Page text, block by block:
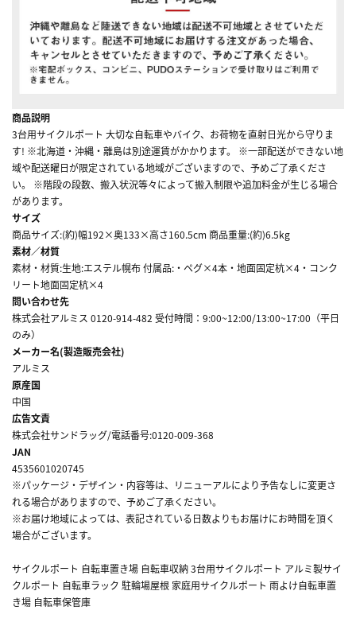
商品説明
3台用サイクルポート 大切な自転車やバイク、お荷物を直射日光から守りま
す! ※北海道・沖縄・離島は別途運賃がかかります。 ※一部配送ができない地
域や配送曜日が限定されている地域がございますので、予めご了承くださ
い。 ※階段の段数、搬入状況等々によって搬入制限や追加料金が生じる場合
があります。
サイズ
商品サイズ:(約)幅192×奥133×高さ160.5cm 商品重量:(約)6.5kg
素材／材質
素材・材質:生地:エステル幌布 付属品:・ペグ×4本・地面固定杭×4・コンク
リート地面固定杭×4
問い合わせ先
株式会社アルミス 0120-914-482 受付時間：9:00~12:00/13:00~17:00（平日
のみ）
メーカー名(製造販売会社)
アルミス
原産国
中国
広告文責
株式会社サンドラッグ/電話番号:0120-009-368
JAN
4535601020745
※パッケージ・デザイン・内容等は、リニューアルにより予告なしに変更さ
れる場合がありますので、予めご了承ください。
※お届け地域によっては、表記されている日数よりもお届けにお時間を頂く
場合がございます。
サイクルポート 自転車置き場 自転車収納 3台用サイクルポート アルミ製サイ
クルポート 自転車ラック 駐輪場屋根 家庭用サイクルポート 雨よけ自転車置
き場 自転車保管庫